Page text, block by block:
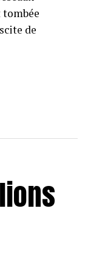
tombée
de
de 70
avec